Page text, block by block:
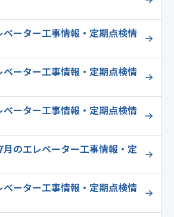
ーター工事情報・定期点検情
ーター工事情報・定期点検情
ーター工事情報・定期点検情
のエレベーター工事情報・定
ーター工事情報・定期点検情